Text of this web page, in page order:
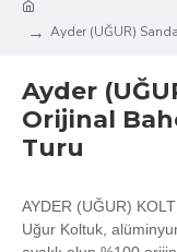
Ayder (UĞUR)
Ayder
Orijinal
Turu
AYDER (UĞUR)
Uğur Koltuk,